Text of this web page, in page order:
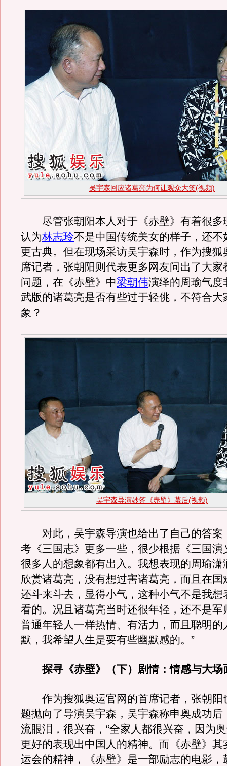
吴宇森回应诸葛亮为何让观众大笑(视频)
尽管张朝阳本人对于《赤壁》有着很多
认为林志玲不是中国传统美女的样子，还不
更古典。但在现场采访吴宇森时，作为搜狐
席记者，张朝阳则代表更多网友问出了大家
问题，在《赤壁》中梁朝伟演绎的周瑜气度
武版的诸葛亮是否有些过于轻佻，不符合大
象？
吴宇森导演妙答《赤壁》幕后(视频)
对此，吴宇森导演也给出了自己的答案
考《三国志》更多一些，很少根据《三国演
很多人的想象都有出入。我想表现的周瑜潇
欣赏诸葛亮，没有想过害诸葛亮，而且在国
还斗来斗去，显得小气，这种小气不是我想
看的。况且诸葛亮当时还很年轻，还不是军
普通年轻人一样热情、有活力，而且聪明的
默，我希望人生是要有些幽默感的。”
探寻《赤壁》（下）剧情：情感与大场
作为搜狐奥运官网的首席记者，张朝阳
题抛向了导演吴宇森，吴宇森称申奥成功后
流眼泪，很兴奋，“全家人都很兴奋，因为
更好的表现出中国人的精神。而《赤壁》其
运会的精神，《赤壁》是一部励志的电影，